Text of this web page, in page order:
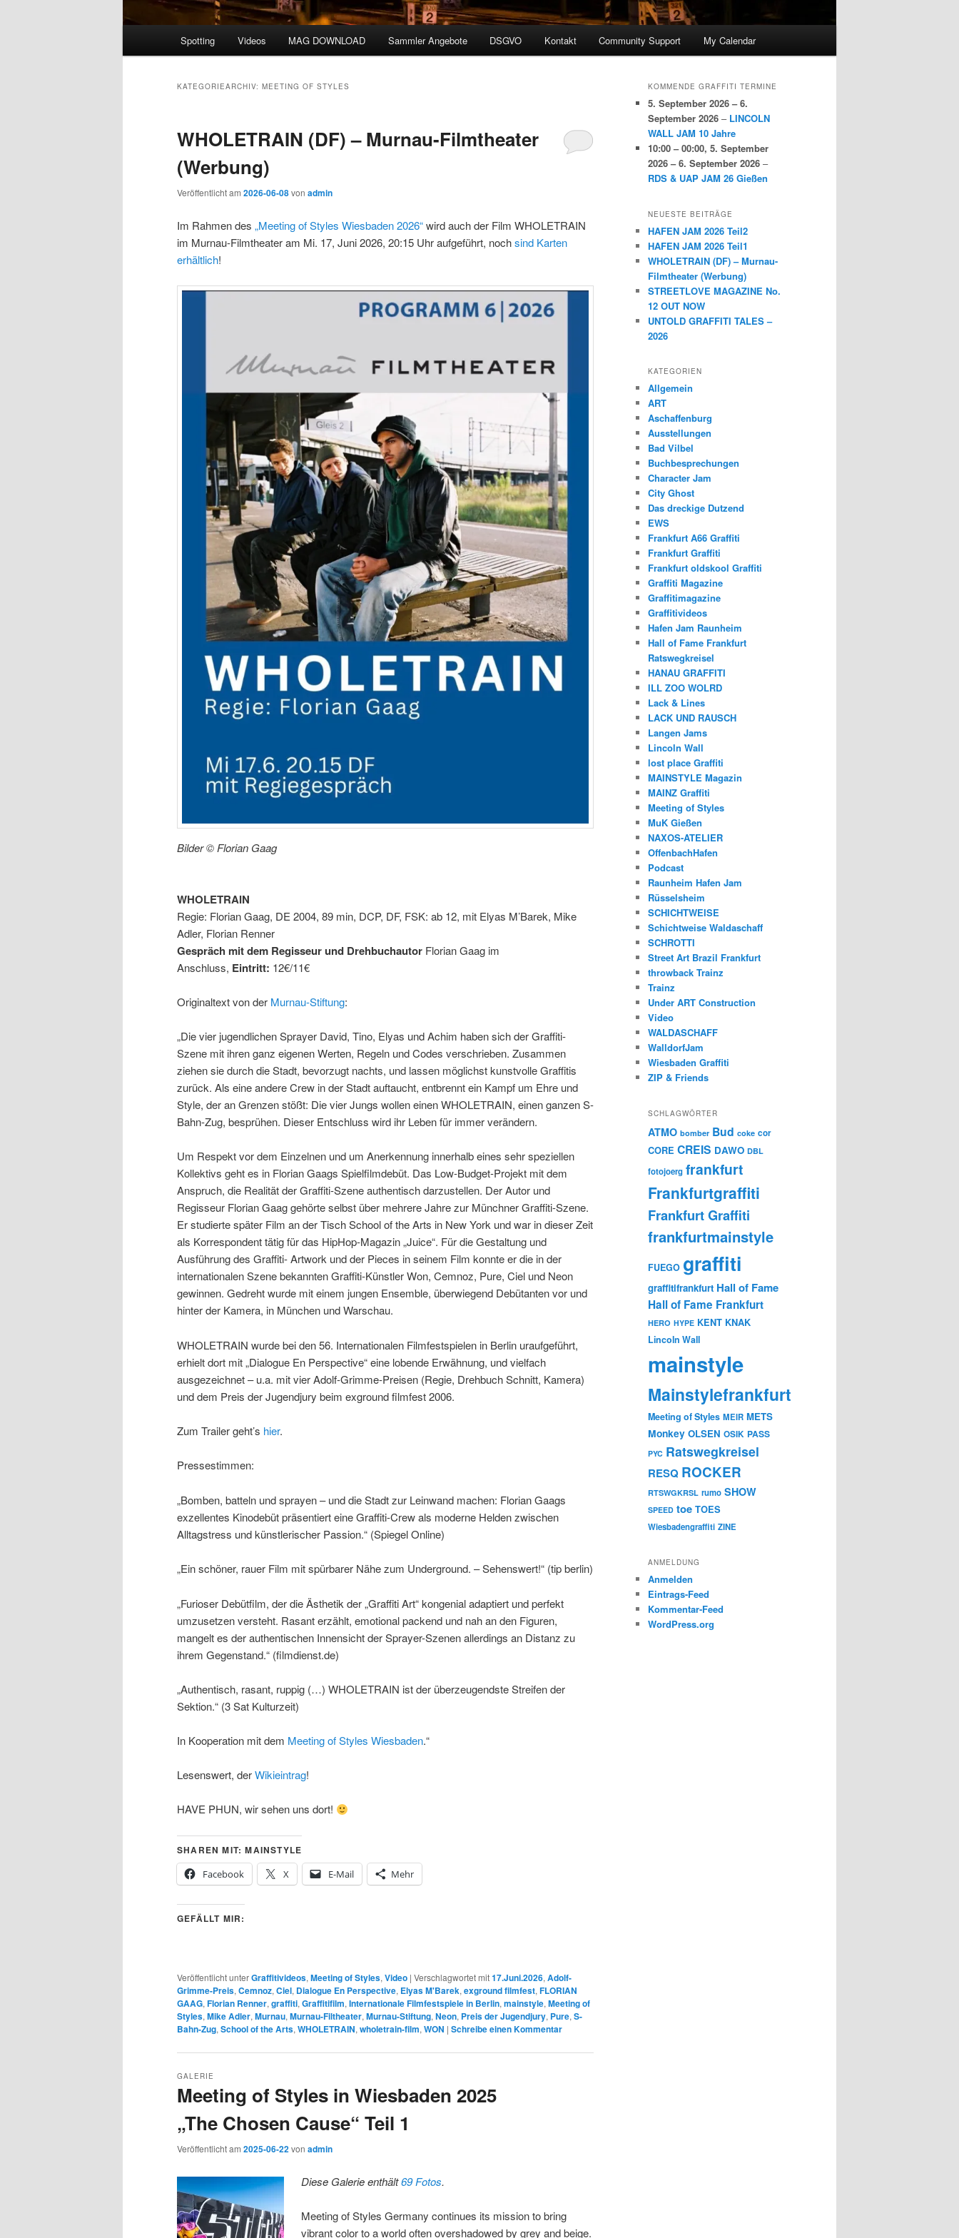
Spotting Videos MAG DOWNLOAD Sammler Angebote DSGVO Kontakt Community Support My Calendar
KATEGORIEARCHIV: MEETING OF STYLES
WHOLETRAIN (DF) – Murnau-Filmtheater
(Werbung)
Veröffentlicht am 2026-06-08von admin
Im Rahmen des „Meeting of Styles Wiesbaden 2026“wird auch der Film WHOLETRAIN
im Murnau-Filmtheater am Mi. 17, Juni 2026, 20:15 Uhr aufgeführt, nochsind Karten
erhältlich!
Bilder © Florian Gaag
WHOLETRAIN
Regie: Florian Gaag, DE 2004, 89 min, DCP, DF, FSK: ab 12, mit Elyas M’Barek, Mike
Adler, Florian Renner
Gespräch mit dem Regisseur und Drehbuchautor Florian Gaag im
Anschluss, Eintritt: 12€/11€
Originaltext von der Murnau-Stiftung:
„Die vier jugendlichen Sprayer David, Tino, Elyas und Achim haben sich der Graffiti-
Szene mit ihren ganz eigenen Werten, Regeln und Codes verschrieben. Zusammen
ziehen sie durch die Stadt, bevorzugt nachts, und lassen möglichst kunstvolle Graffitis
zurück. Als eine andere Crew in der Stadt auftaucht, entbrennt ein Kampf um Ehre und
Style, der an Grenzen stößt: Die vier Jungs wollen einen WHOLETRAIN, einen ganzen S-
Bahn-Zug, besprühen. Dieser Entschluss wird ihr Leben für immer verändern.
Um Respekt vor dem Einzelnen und um Anerkennung innerhalb eines sehr speziellen
Kollektivs geht es in Florian Gaags Spielfilmdebüt. Das Low-Budget-Projekt mit dem
Anspruch, die Realität der Graffiti-Szene authentisch darzustellen. Der Autor und
Regisseur Florian Gaag gehörte selbst über mehrere Jahre zur Münchner Graffiti-Szene.
Er studierte später Film an der Tisch School of the Arts in New York und war in dieser Zeit
als Korrespondent tätig für das HipHop-Magazin „Juice“. Für die Gestaltung und
Ausführung des Graffiti- Artwork und der Pieces in seinem Film konnte er die in der
internationalen Szene bekannten Graffiti-Künstler Won, Cemnoz, Pure, Ciel und Neon
gewinnen. Gedreht wurde mit einem jungen Ensemble, überwiegend Debütanten vor und
hinter der Kamera, in München und Warschau.
WHOLETRAIN wurde bei den 56. Internationalen Filmfestspielen in Berlin uraufgeführt,
erhielt dort mit „Dialogue En Perspective“ eine lobende Erwähnung, und vielfach
ausgezeichnet – u.a. mit vier Adolf-Grimme-Preisen (Regie, Drehbuch Schnitt, Kamera)
und dem Preis der Jugendjury beim exground filmfest 2006.
Zum Trailer geht’s hier.
Pressestimmen:
„Bomben, batteln und sprayen – und die Stadt zur Leinwand machen: Florian Gaags
exzellentes Kinodebüt präsentiert eine Graffiti-Crew als moderne Helden zwischen
Alltagstress und künstlerischer Passion.“ (Spiegel Online)
„Ein schöner, rauer Film mit spürbarer Nähe zum Underground. – Sehenswert!“ (tip berlin)
„Furioser Debütfilm, der die Ästhetik der „Graffiti Art“ kongenial adaptiert und perfekt
umzusetzen versteht. Rasant erzählt, emotional packend und nah an den Figuren,
mangelt es der authentischen Innensicht der Sprayer-Szenen allerdings an Distanz zu
ihrem Gegenstand.“ (filmdienst.de)
„Authentisch, rasant, ruppig (…) WHOLETRAIN ist der überzeugendste Streifen der
Sektion.“ (3 Sat Kulturzeit)
In Kooperation mit dem Meeting of Styles Wiesbaden.“
Lesenswert, derWikieintrag!
HAVE PHUN, wir sehen uns dort!
SHAREN MIT: MAINSTYLE
Facebook
X E-Mail Mehr
GEFÄLLT MIR:
Veröffentlicht unterGraffitivideos, Meeting of Styles, Video | Verschlagwortet mit17.Juni.2026, Adolf-
Grimme-Preis, Cemnoz, Ciel, Dialogue En Perspective, Elyas M'Barek, exground filmfest, FLORIAN
GAAG, Florian Renner, graffiti, Graffitifilm, Internationale Filmfestspiele in Berlin, mainstyle, Meeting of
Styles, Mike Adler, Murnau, Murnau-Filtheater, Murnau-Stiftung, Neon, Preis der Jugendjury, Pure, S-
Bahn-Zug, School of the Arts, WHOLETRAIN, wholetrain-film, WON | Schreibe einen Kommentar
Meeting of Styles in Wiesbaden 2025
„The Chosen Cause“ Teil 1
GALERIE
Veröffentlicht am 2025-06-22von admin
Diese Galerie enthält69 Fotos.
Meeting of Styles Germany continues its mission to bring
vibrant color to a world often overshadowed by grey and beige.
KOMMENDE GRAFFITI TERMINE
5. September 2026 – 6.
September 2026 – LINCOLN
WALL JAM 10 Jahre
10:00 – 00:00, 5. September
2026 – 6. September 2026 –
RDS & UAP JAM 26 Gießen
NEUESTE BEITRÄGE
HAFEN JAM 2026 Teil2
HAFEN JAM 2026 Teil1
WHOLETRAIN (DF) – Murnau-
Filmtheater (Werbung)
STREETLOVE MAGAZINE No.
12 OUT NOW
UNTOLD GRAFFITI TALES –
2026
KATEGORIEN
Allgemein
ART
Aschaffenburg
Ausstellungen
Bad Vilbel
Buchbesprechungen
Character Jam
City Ghost
Das dreckige Dutzend
EWS
Frankfurt A66 Graffiti
Frankfurt Graffiti
Frankfurt oldskool Graffiti
Graffiti Magazine
Graffitimagazine
Graffitivideos
Hafen Jam Raunheim
Hall of Fame Frankfurt
Ratswegkreisel
HANAU GRAFFITI
ILL ZOO WOLRD
Lack & Lines
LACK UND RAUSCH
Langen Jams
Lincoln Wall
lost place Graffiti
MAINSTYLE Magazin
MAINZ Graffiti
Meeting of Styles
MuK Gießen
NAXOS-ATELIER
OffenbachHafen
Podcast
Raunheim Hafen Jam
Rüsselsheim
SCHICHTWEISE
Schichtweise Waldaschaff
SCHROTTI
Street Art Brazil Frankfurt
throwback Trainz
Trainz
Under ART Construction
Video
WALDASCHAFF
WalldorfJam
Wiesbaden Graffiti
ZIP & Friends
SCHLAGWÖRTER
ATMO bomber Bud coke cor
CORE CREIS DAWO DBL
fotojoerg frankfurt
Frankfurtgraffiti
Frankfurt Graffiti
frankfurtmainstyle
FUEGO graffiti
graffitifrankfurt Hall of Fame
Hall of Fame Frankfurt
HERO HYPE KENT KNAK
Lincoln Wall
mainstyle
Mainstylefrankfurt
Meeting of Styles MEIR METS
Monkey OLSEN OSIK PASS
PYC Ratswegkreisel
RESQ ROCKER
RTSWGKRSL rumo SHOW
SPEED toe TOES
Wiesbadengraffiti ZINE
ANMELDUNG
Anmelden
Eintrags-Feed
Kommentar-Feed
WordPress.org